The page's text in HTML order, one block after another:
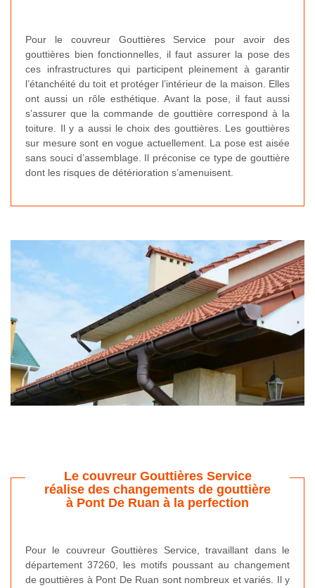
Pour le couvreur Gouttières Service pour avoir des
gouttières bien fonctionnelles, il faut assurer la pose des
ces infrastructures qui participent pleinement à garantir
l’étanchéité du toit et protéger l’intérieur de la maison. Elles
ont aussi un rôle esthétique. Avant la pose, il faut aussi
s’assurer que la commande de gouttière correspond à la
toiture. Il y a aussi le choix des gouttières. Les gouttières
sur mesure sont en vogue actuellement. La pose est aisée
sans souci d’assemblage. Il préconise ce type de gouttière
dont les risques de détérioration s’amenuisent.
Le couvreur Gouttières Service
réalise des changements de gouttière
à Pont De Ruan à la perfection
Pour le couvreur Gouttières Service, travaillant dans le
département 37260, les motifs poussant au changement
de gouttières à Pont De Ruan sont nombreux et variés. Il y